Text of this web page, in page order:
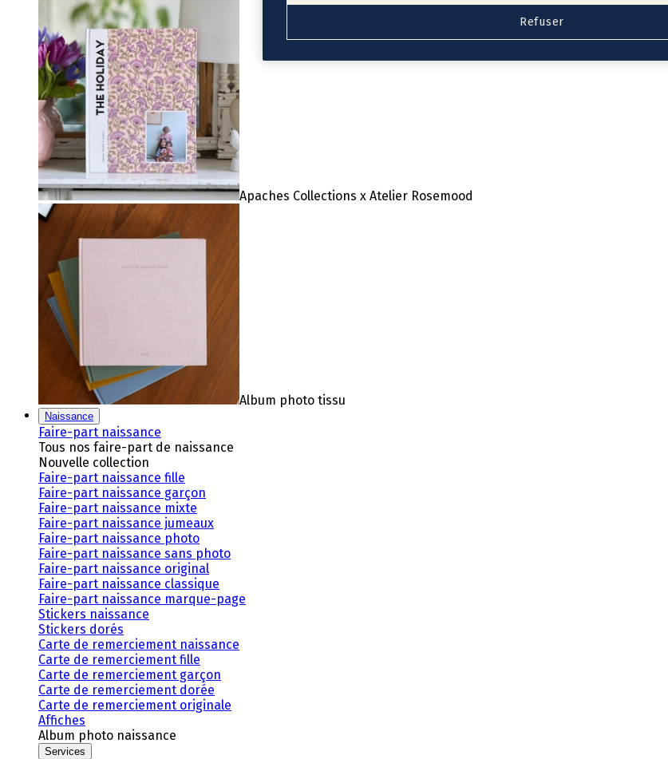
Apaches Collections x Atelier Rosemood
Album photo tissu
Naissance
Faire-part naissance
Tous nos faire-part de naissance
Nouvelle collection
Faire-part naissance fille
Faire-part naissance garçon
Faire-part naissance mixte
Faire-part naissance jumeaux
Faire-part naissance photo
Faire-part naissance sans photo
Faire-part naissance original
Faire-part naissance classique
Faire-part naissance marque-page
Stickers naissance
Stickers dorés
Carte de remerciement naissance
Carte de remerciement fille
Carte de remerciement garçon
Carte de remerciement dorée
Carte de remerciement originale
Affiches
Album photo naissance
Services
Refuser